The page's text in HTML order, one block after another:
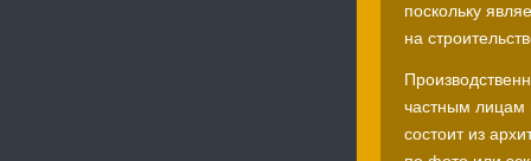
поскольку
на
частным лицам
состоит из